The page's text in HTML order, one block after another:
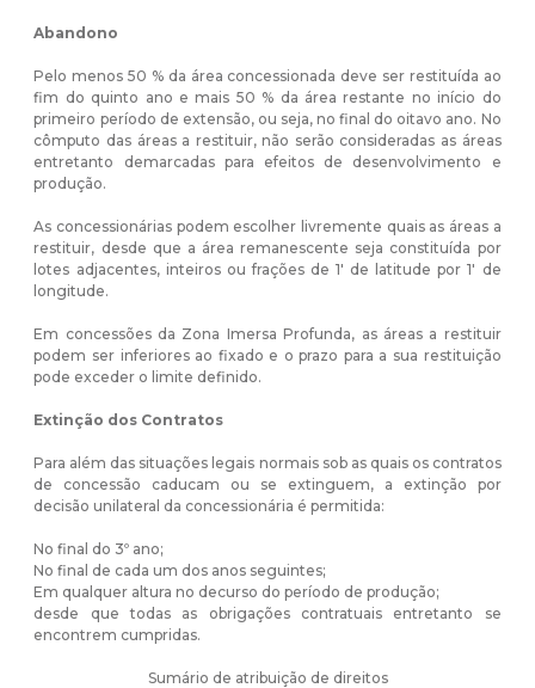
Abandono
Pelo menos 50 % da área concessionada deve ser restituída ao
fim do quinto ano e mais 50 % da área restante no início do
primeiro período de extensão, ou seja, no final do oitavo ano. No
cômputo das áreas a restituir, não serão consideradas as áreas
entretanto demarcadas para efeitos de desenvolvimento e
produção.
As concessionárias podem escolher livremente quais as áreas a
restituir, desde que a área remanescente seja constituída por
lotes adjacentes, inteiros ou frações de 1' de latitude por 1' de
longitude.
Em concessões da Zona Imersa Profunda, as áreas a restituir
podem ser inferiores ao fixado e o prazo para a sua restituição
pode exceder o limite definido.
Extinção dos Contratos
Para além das situações legais normais sob as quais os contratos
de concessão caducam ou se extinguem, a extinção por
decisão unilateral da concessionária é permitida:
No final do 3º ano;
No final de cada um dos anos seguintes;
Em qualquer altura no decurso do período de produção;
desde que todas as obrigações contratuais entretanto se
encontrem cumpridas.
Sumário de atribuição de direitos